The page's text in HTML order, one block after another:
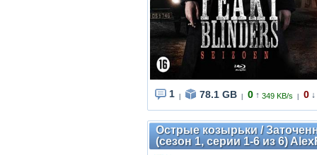
1 78.1 GB 0 ↑ 349 KB/s 0 ↓
Острые козырьки /
(сезон 1, серии 1-6 из 6)